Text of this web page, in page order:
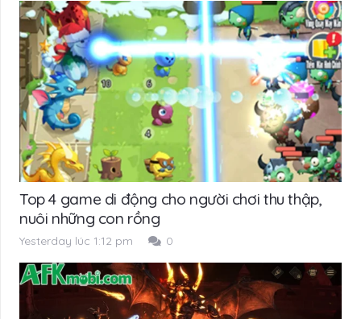
Top 4 game di động cho người chơi thu thập,
nuôi những con rồng
Yesterday lúc 1:12 pm 0